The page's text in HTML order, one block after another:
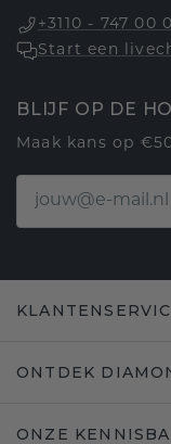
+3110 - 747 00
Start een
BLIJF OP DE
Maak kans op
ONTDEK
ONZE